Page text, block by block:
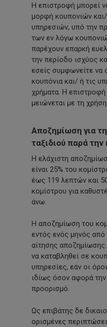
Η επιστροφή μπορεί
μορφή κουπονιών
υπηρεσιών, υπό την
των εν λόγω
παρέχουν επαρκή
την περίοδο ισχύος
εσείς συμφωνείτε να
κουπόνια και/ ή τις
χρήματα. Η
μειώνεται με τη
Αποζημίωση για
ταξιδιού παρά
Η ελάχιστη
είναι 25% του
έως 119 λεπτών και
κομίστρου για
άνω.
Η αποζημίωση του
εντός ενός μηνός
αίτησης
να καταβληθεί σε
υπηρεσίες, εάν οι
ιδίως όσον αφορά
προορισμό.
Ως επιβάτης δε
ορισμένες